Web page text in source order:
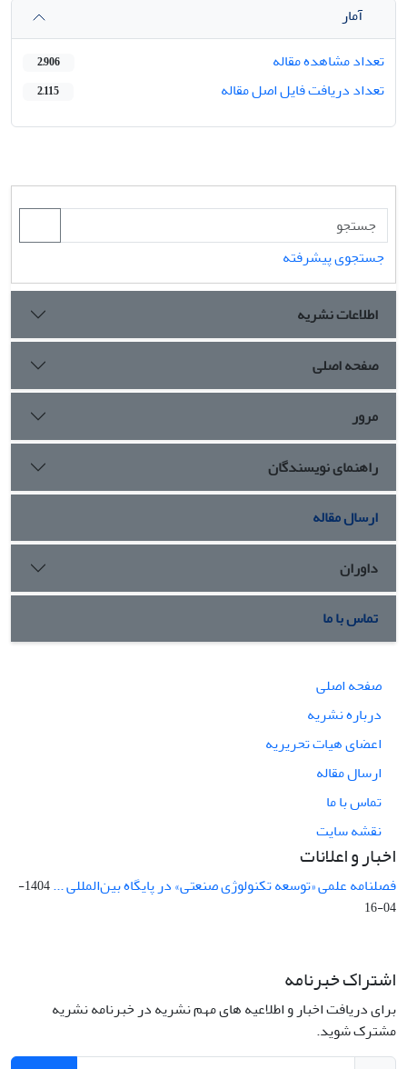
آمار
تعداد مشاهده مقاله
2,906
تعداد دریافت فایل اصل مقاله 2,115
جستجوی پیشرفته
اطلاعات نشریه
صفحه اصلی
مرور
راهنمای نویسندگان
ارسال مقاله
داوران
تماس با ما
صفحه اصلی
درباره نشریه
اعضای هیات تحریریه
ارسال مقاله
تماس با ما
نقشه سایت
اخبار و اعلانات
فصلنامه علمی «توسعه تکنولوژی صنعتی» در پایگاه بین‌المللی ...
1404-
04-16
اشتراک خبرنامه
برای دریافت اخبار و اطلاعیه های مهم نشریه در خبرنامه نشریه
مشترک شوید.